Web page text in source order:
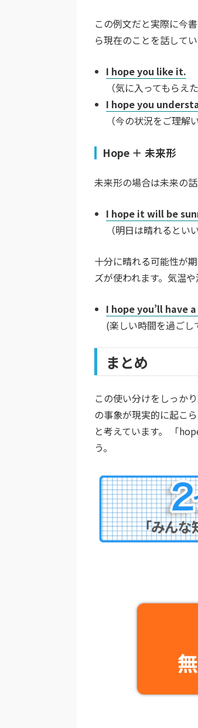
この例文だと実際に今
ら現在のことを話して
I hope you like it.
（気に入ってもらえ
I hope you
（今の状況をご理解
Hope ＋ 未来形
未来形の場合は未来の
I hope it will be
（明日は晴れるとい
十分に晴れる可能性が
ズが使われます。気温
I hope you’ll have
(楽しい時間を過ごし
まとめ
この使い分けをしっか
の事象が現実的に起こ
と考えています。 「
う。